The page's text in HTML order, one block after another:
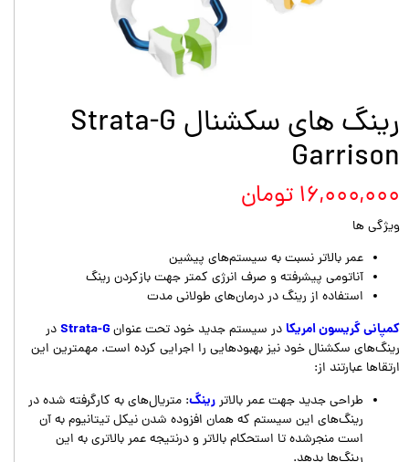
رینگ های سکشنال Strata-G
Garrison
۱۶,۰۰۰,۰۰۰ تومان
ویژگی ها
عمر بالاتر نسبت به سیستم‌های پیشین
آناتومی پیشرفته و صرف انرژی کمتر جهت بازکردن رینگ
استفاده از رینگ در درمان‌های طولانی مدت
کمپانی گریسون امریکادر سیستم جدید خود تحت عنوان
در
رینگ‌های سکشنال خود نیز بهبودهایی را اجرایی کرده است. مهمترین این
ارتقاها عبارتند از:
طراحی جدید جهت عمر بالاتررینگ: متریال‌های به کارگرفته شده در
رینگ‌های این سیستم که همان افزوده شدن نیکل تیتانیوم به آن
است منجرشده تا استحکام بالاتر و درنتیجه عمر بالاتری به این